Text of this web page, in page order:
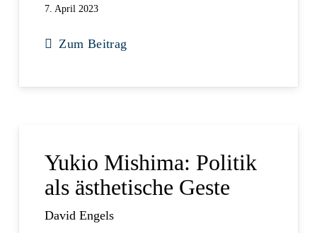
7. April 2023
Zum Beitrag
Yukio Mishima: Politik
als ästhetische Geste
David Engels